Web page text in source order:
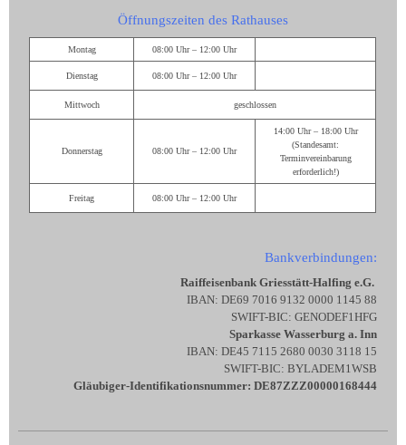
Öffnungszeiten des Rathauses
Montag 08:00 Uhr – 12:00 Uhr
Dienstag 08:00 Uhr – 12:00 Uhr
Mittwoch geschlossen
Donnerstag 08:00 Uhr – 12:00 Uhr
14:00 Uhr – 18:00 Uhr
(Standesamt:
Terminvereinbarung
erforderlich!)
Freitag 08:00 Uhr – 12:00 Uhr
Bankverbindungen:
Raiffeisenbank Griesstätt-Halfing e.G.
IBAN: DE69 7016 9132 0000 1145 88
SWIFT-BIC: GENODEF1HFG
Sparkasse Wasserburg a. Inn
IBAN: DE45 7115 2680 0030 3118 15
SWIFT-BIC: BYLADEM1WSB
Gläubiger-Identifikationsnummer: DE87ZZZ00000168444